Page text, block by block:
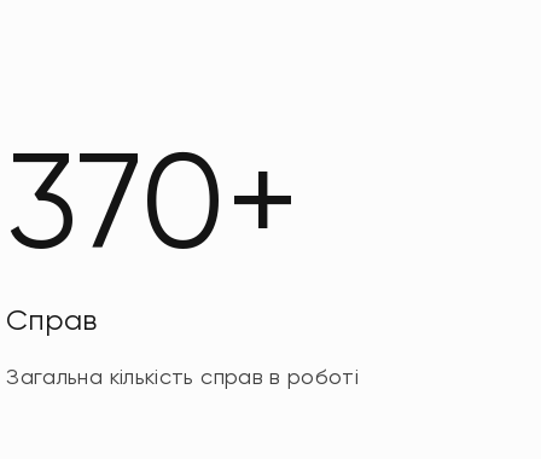
370+
Справ
Загальна кількість справ в роботі